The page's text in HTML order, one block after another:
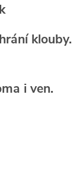
klouby.
i ven.